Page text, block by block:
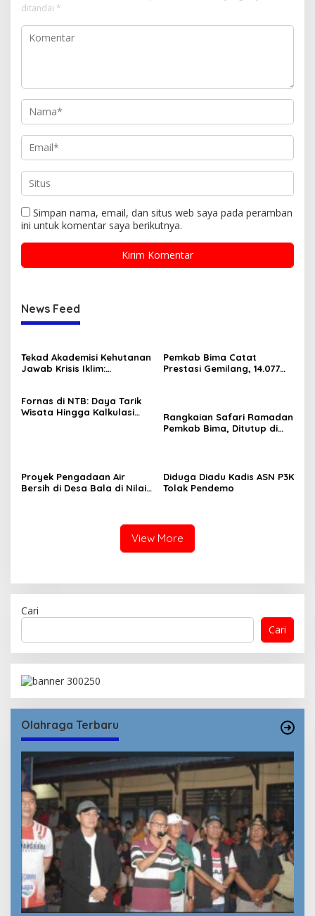
ditandai *
Simpan nama, email, dan situs web saya pada peramban
ini untuk komentar saya berikutnya.
News Feed
Tekad Akademisi Kehutanan
Jawab Krisis Iklim:
Konkret untuk FOLU Net
Sink 2030
Pemkab Bima Catat
Prestasi Gemilang, 14.077
Fornas di NTB: Daya Tarik
Wisata Hingga Kalkulasi
Rangkaian Safari Ramadan
Pemkab Bima, Ditutup di
Proyek Pengadaan Air
Bersih di Desa Bala di Nilai
Diduga Diadu Kadis ASN P3K
Tolak Pendemo
View More
Cari
Cari
Olahraga Terbaru